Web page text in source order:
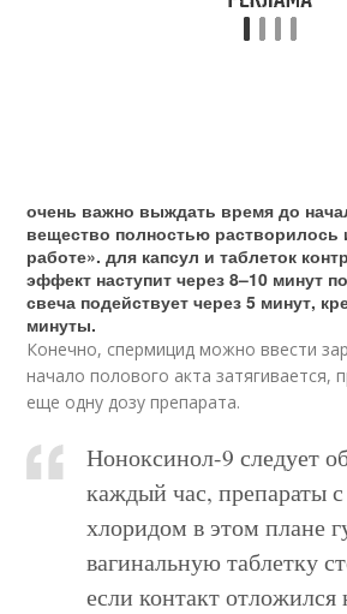
очень важно выждать время до
вещество полностью растворилось
работе». для капсул и таблеток
эффект наступит через 8–10 минут
свеча подействует через 5 минут,
минуты.
Конечно, спермицид можно ввести
начало полового акта затягивается,
еще одну дозу препарата.
Ноноксинол-9 следует
каждый час, препараты
хлоридом в этом плане
вагинальную таблетку
если контакт отложился